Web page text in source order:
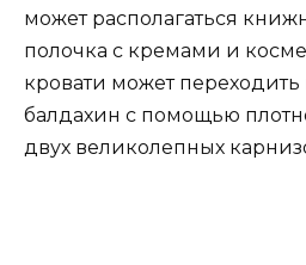
может располагаться
полочка с кремами и
кровати может
балдахин с помощью
двух великолепных